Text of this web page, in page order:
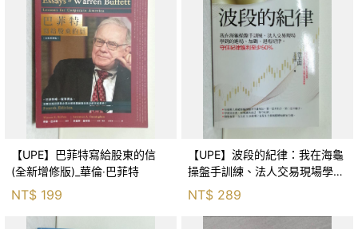
【UPE】巴菲特寫給股東的信
(全新增修版)_華倫‧巴菲特
NT$ 199
【UPE】波段的紀律：我在海龜
操盤手訓練、法人交易現場學到
的進場、加碼、退場紀律，守住
紀律獲利至少50％_雷老闆
NT$ 289